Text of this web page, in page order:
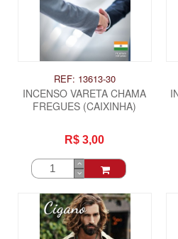
REF: 13613-30
INCENSO VARETA CHAMA
FREGUES (CAIXINHA)
R$ 3,00